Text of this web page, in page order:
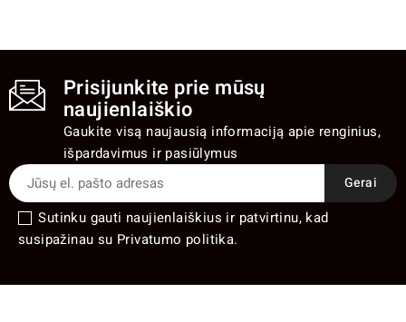
Prisijunkite prie mūsų
naujienlaiškio
Gaukite visą naujausią informaciją apie renginius,
išpardavimus ir pasiūlymus
Sutinku gauti naujienlaiškius ir patvirtinu, kad
susipažinau su Privatumo politika.